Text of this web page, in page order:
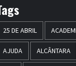
25 DE ABRIL
AJUDA ALCÂNTARA